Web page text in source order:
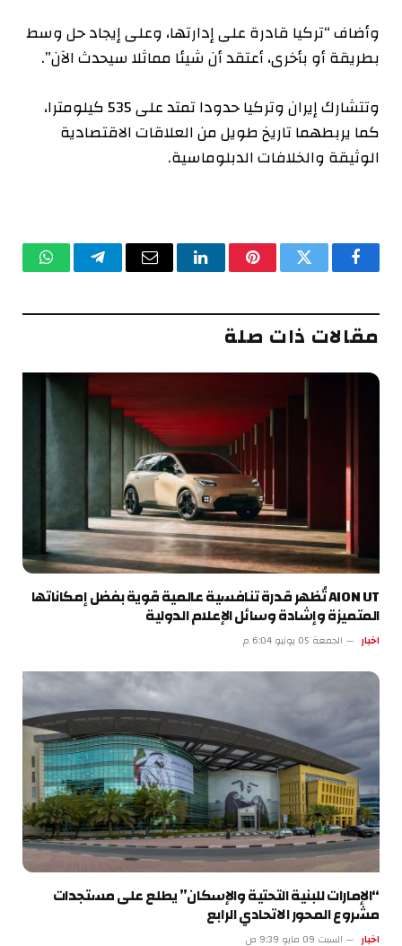
وأضاف “تركيا قادرة على إدارتها، وعلى إيجاد حل وسط
بطريقة أو بأخرى، أعتقد أن شيئا مماثلا سيحدث الآن”.
وتتشارك إيران وتركيا حدودا تمتد على 535 كيلومترا،
كما يربطهما تاريخ طويل من العلاقات الاقتصادية
الوثيقة والخلافات الدبلوماسية.
فيسبوكتويتر بينتيريستلينكدإنالبريد تيلقرام
مقالات ذات صلة
AION UT تُظهر قدرة تنافسية عالمية قوية بفضل إمكاناتها
المتميزة وإشادة وسائل الإعلام الدولية
اخبار الجمعة 05 يونيو 6:04 م
“الإمارات للبنية التحتية والإسكان” يطلع على مستجدات
مشروع المحور الاتحادي الرابع
اخبار السبت 09 مايو 9:39 ص